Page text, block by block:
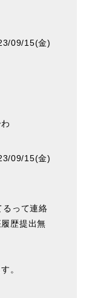
09/15(金)
09/15(金)
るって連絡
歴提出無
。